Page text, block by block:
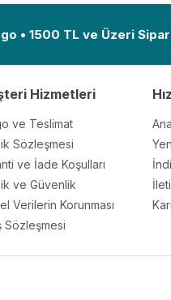
• 1500 TL ve Üzeri
Hizmetleri
ve Teslimat
Sözleşmesi
ve İade Koşulları
ve Güvenlik
Verilerin Korunması
Sözleşmesi